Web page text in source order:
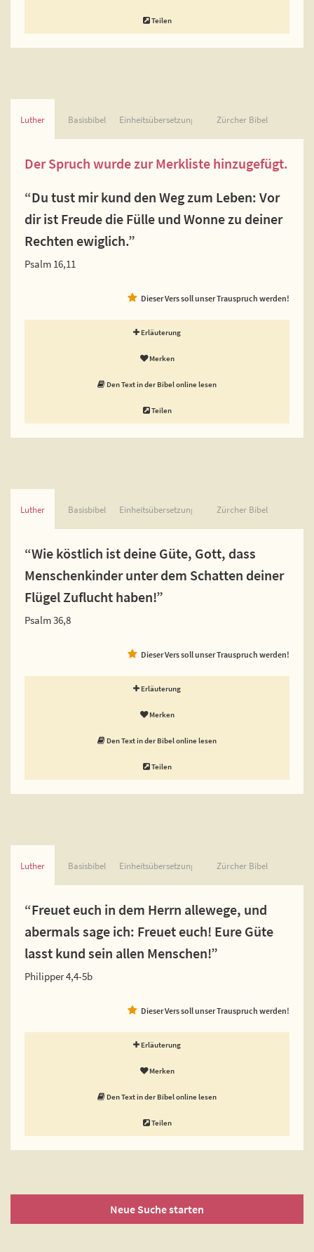
Teilen
Luther Basisbibel Einheitsübersetzung Zürcher Bibel
Der Spruch wurde zur Merkliste hinzugefügt.
“Du tust mir kund den Weg zum Leben: Vor
dir ist Freude die Fülle und Wonne zu deiner
Rechten ewiglich.”
Psalm 16,11
Dieser Vers soll unser Trauspruch werden!
Erläuterung
Merken
Den Text in der Bibel online lesen
Teilen
Luther Basisbibel Einheitsübersetzung Zürcher Bibel
“Wie köstlich ist deine Güte, Gott, dass
Menschenkinder unter dem Schatten deiner
Flügel Zuflucht haben!”
Psalm 36,8
Dieser Vers soll unser Trauspruch werden!
Erläuterung
Merken
Den Text in der Bibel online lesen
Teilen
Luther Basisbibel Einheitsübersetzung Zürcher Bibel
“Freuet euch in dem Herrn allewege, und
abermals sage ich: Freuet euch! Eure Güte
lasst kund sein allen Menschen!”
Philipper 4,4-5b
Dieser Vers soll unser Trauspruch werden!
Erläuterung
Merken
Den Text in der Bibel online lesen
Teilen
Neue Suche starten